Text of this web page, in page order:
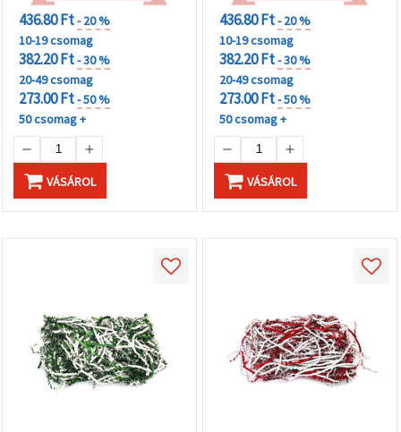
436.80 Ft- 20 %
10-19 csomag
382.20 Ft- 30 %
20-49 csomag
273.00 Ft- 50 %
50 csomag +
VÁSÁROL
436.80 Ft- 20 %
10-19 csomag
382.20 Ft- 30 %
20-49 csomag
273.00 Ft- 50 %
50 csomag +
VÁSÁROL